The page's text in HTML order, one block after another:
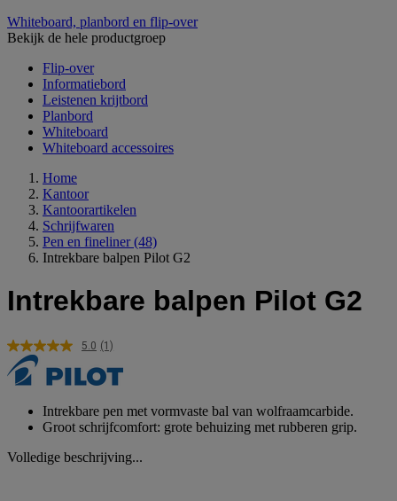
Whiteboard, planbord en flip-over
Bekijk de hele productgroep
Flip-over
Informatiebord
Leistenen krijtbord
Planbord
Whiteboard
Whiteboard accessoires
Home
Kantoor
Kantoorartikelen
Schrijfwaren
Pen en fineliner (48)
Intrekbare balpen Pilot G2
Intrekbare balpen Pilot G2
5.0 Lees
1
beoordeling.
paginalink.
(1)
Intrekbare pen met vormvaste bal van wolfraamcarbide.
Groot schrijfcomfort: grote behuizing met rubberen grip.
Volledige beschrijving...